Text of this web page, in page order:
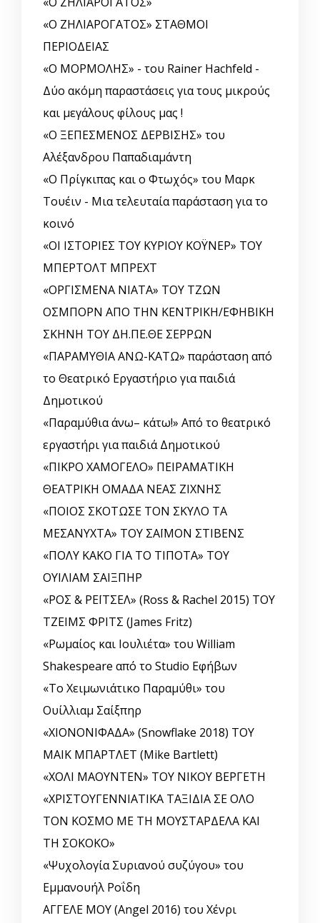
«Ο ΖΗΛΙΑΡΟΓΑΤΟΣ» ΣΤΑΘΜΟΙ
ΠΕΡΙΟΔΕΙΑΣ
«Ο ΜΟΡΜΟΛΗΣ» - του Rainer Hachfeld -
Δύο ακόμη παραστάσεις για τους μικρούς
και μεγάλους φίλους μας !
«Ο ΞΕΠΕΣΜΕΝΟΣ ΔΕΡΒΙΣΗΣ» του
Αλέξανδρου Παπαδιαμάντη
«Ο Πρίγκιπας και ο Φτωχός» του Μαρκ
Τουέιν - Μια τελευταία παράσταση για το
κοινό
«ΟΙ ΙΣΤΟΡΙΕΣ ΤΟΥ ΚΥΡΙΟΥ ΚΟΫΝΕΡ» ΤΟΥ
ΜΠΕΡΤΟΛΤ ΜΠΡΕΧΤ
«ΟΡΓΙΣΜΕΝΑ ΝΙΑΤΑ» ΤΟΥ ΤΖΩΝ
ΟΣΜΠΟΡΝ ΑΠΟ ΤΗΝ ΚΕΝΤΡΙΚΗ/ΕΦΗΒΙΚΗ
ΣΚΗΝΗ ΤΟΥ ΔΗ.ΠΕ.ΘΕ ΣΕΡΡΩΝ
«ΠΑΡΑΜΥΘΙΑ ΑΝΩ-ΚΑΤΩ» παράσταση από
το Θεατρικό Εργαστήριο για παιδιά
Δημοτικού
«Παραμύθια άνω– κάτω!» Από το θεατρικό
εργαστήρι για παιδιά Δημοτικού
«ΠΙΚΡΟ ΧΑΜΟΓΕΛΟ» ΠΕΙΡΑΜΑΤΙΚΗ
ΘΕΑΤΡΙΚΗ ΟΜΑΔΑ ΝΕΑΣ ΖΙΧΝΗΣ
«ΠΟΙΟΣ ΣΚΟΤΩΣΕ ΤΟΝ ΣΚΥΛΟ ΤΑ
ΜΕΣΑΝΥΧΤΑ» ΤΟΥ ΣΑΪΜΟΝ ΣΤΙΒΕΝΣ
«ΠΟΛΥ ΚΑΚΟ ΓΙΑ ΤΟ ΤΙΠΟΤΑ» ΤΟΥ
ΟΥΙΛΙΑΜ ΣΑΙΞΠΗΡ
«ΡΟΣ & ΡΕΪΤΣΕΛ» (Ross & Rachel 2015) ΤΟΥ
ΤΖΕΙΜΣ ΦΡΙΤΣ (James Fritz)
«Ρωμαίος και Ιουλιέτα» του William
Shakespeare από το Studio Εφήβων
«Το Χειμωνιάτικο Παραμύθι» του
Ουίλλιαμ Σαίξπηρ
«ΧΙΟΝΟΝΙΦΑΔΑ» (Snowflake 2018) ΤΟΥ
ΜΑΙΚ ΜΠΑΡΤΛΕΤ (Mike Bartlett)
«ΧΟΛΙ ΜΑΟΥΝΤΕΝ» ΤΟΥ ΝΙΚΟΥ ΒΕΡΓΕΤΗ
«ΧΡΙΣΤΟΥΓΕΝΝΙΑΤΙΚΑ ΤΑΞΙΔΙΑ ΣΕ ΟΛΟ
ΤΟΝ ΚΟΣΜΟ ΜΕ ΤΗ ΜΟΥΣΤΑΡΔΕΛΑ ΚΑΙ
ΤΗ ΣΟΚΟΚΟ»
«Ψυχολογία Συριανού συζύγου» του
Εμμανουήλ Ροΐδη
ΑΓΓΕΛΕ ΜΟΥ (Angel 2016) του Χένρι